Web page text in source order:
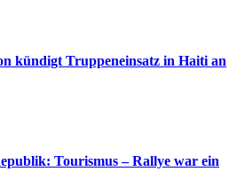
kündigt Truppeneinsatz in Haiti an
Tourismus – Rallye war ein